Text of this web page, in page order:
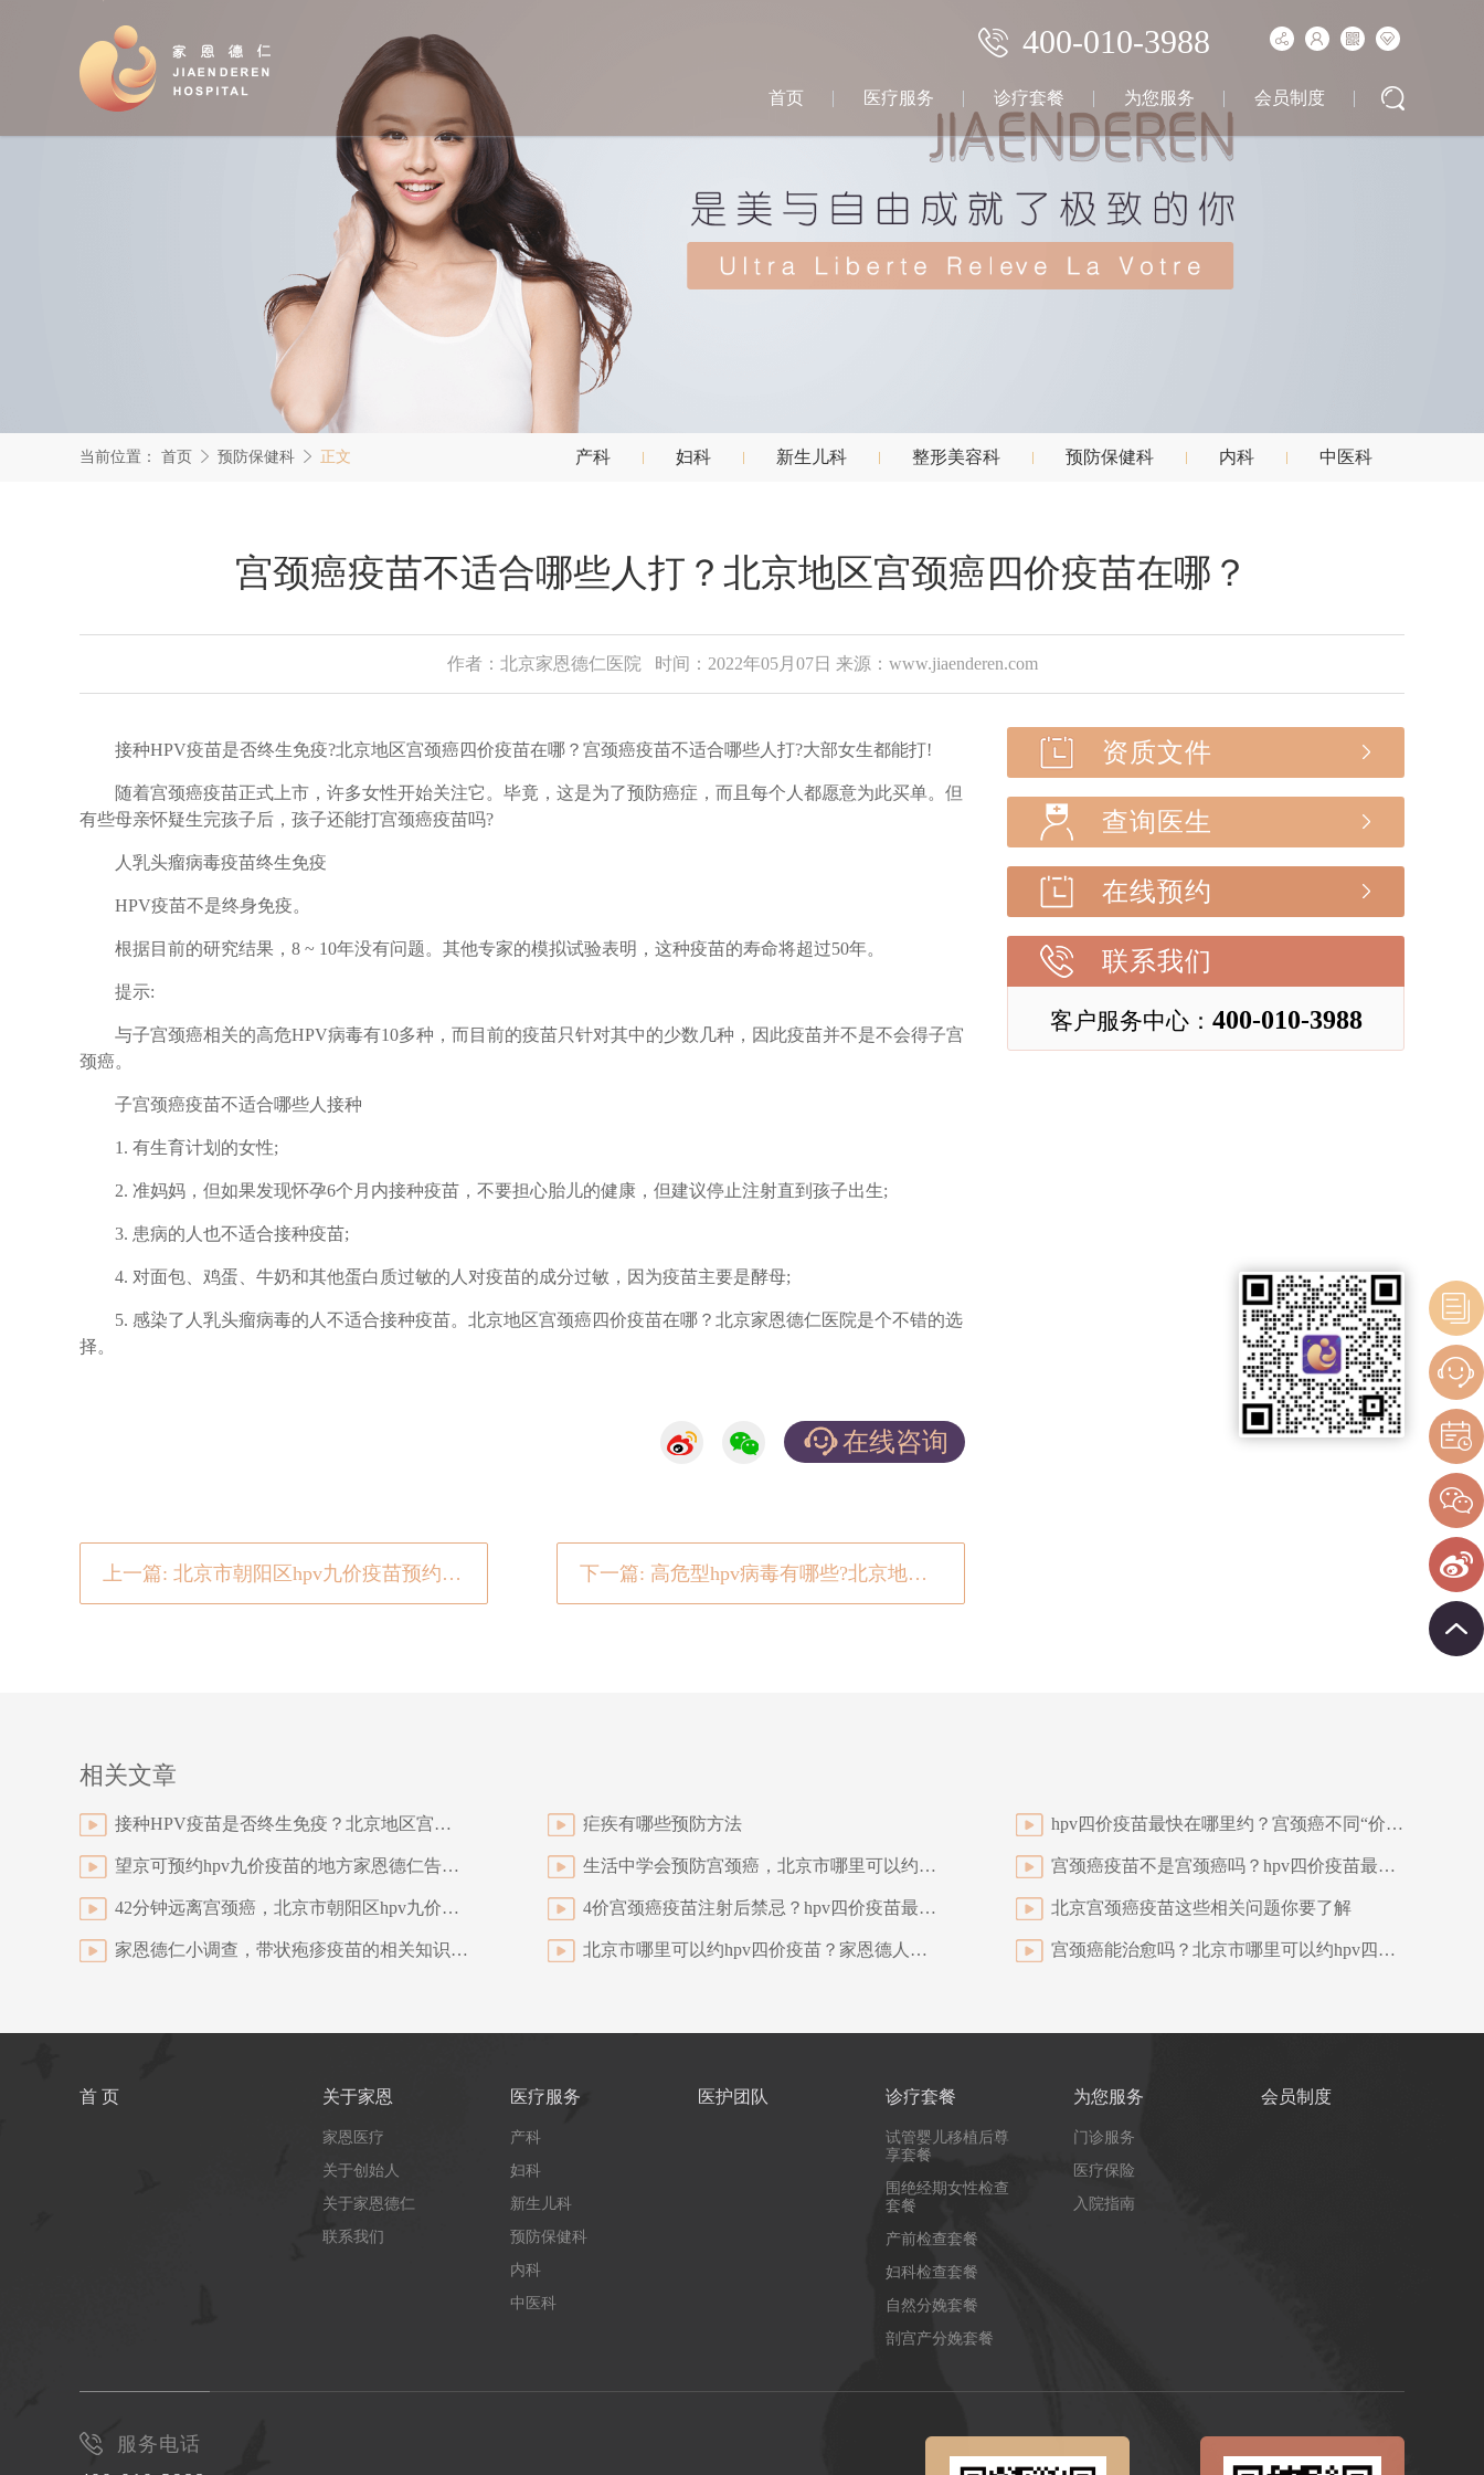
400-010-3988
首页 医疗服务 诊疗套餐 为您服务 会员制度
当前位置： 首页 预防保健科 正文 产科 妇科 新生儿科 整形美容科 预防保健科 内科 中医科
宫颈癌疫苗不适合哪些人打？北京地区宫颈癌四价疫苗在哪？
作者：北京家恩德仁医院 时间：2022年05月07日 来源：www.jiaenderen.com
接种HPV疫苗是否终生免疫?北京地区宫颈癌四价疫苗在哪？宫颈癌疫苗不适合哪些人打?大部女生都能打!
随着宫颈癌疫苗正式上市，许多女性开始关注它。毕竟，这是为了预防癌症，而且每个人都愿意为此买单。但
有些母亲怀疑生完孩子后，孩子还能打宫颈癌疫苗吗?
人乳头瘤病毒疫苗终生免疫
HPV疫苗不是终身免疫。
根据目前的研究结果，8 ~ 10年没有问题。其他专家的模拟试验表明，这种疫苗的寿命将超过50年。
提示:
与子宫颈癌相关的高危HPV病毒有10多种，而目前的疫苗只针对其中的少数几种，因此疫苗并不是不会得子宫
颈癌。
子宫颈癌疫苗不适合哪些人接种
1. 有生育计划的女性;
2. 准妈妈，但如果发现怀孕6个月内接种疫苗，不要担心胎儿的健康，但建议停止注射直到孩子出生;
3. 患病的人也不适合接种疫苗;
4. 对面包、鸡蛋、牛奶和其他蛋白质过敏的人对疫苗的成分过敏，因为疫苗主要是酵母;
5. 感染了人乳头瘤病毒的人不适合接种疫苗。北京地区宫颈癌四价疫苗在哪？北京家恩德仁医院是个不错的选
择。
在线咨询
上一篇: 北京市朝阳区hpv九价疫苗预约：hpv疫苗去哪里打? 下一篇: 高危型hpv病毒有哪些?北京地区宫颈癌四价疫苗怎么约？
资质文件
查询医生
在线预约
联系我们
客户服务中心： 400-010-3988
相关文章
接种HPV疫苗是否终生免疫？北京地区宫颈癌四价疫苗好约吗？ 疟疾有哪些预防方法 hpv四价疫苗最快在哪里约？宫颈癌不同“价”之间，有什么差别？
望京可预约hpv九价疫苗的地方家恩德仁告诉你疫苗能管用多少年 生活中学会预防宫颈癌，北京市哪里可以约hpv四价疫苗 宫颈癌疫苗不是宫颈癌吗？hpv四价疫苗最快在哪里约？
42分钟远离宫颈癌，北京市朝阳区hpv九价疫苗预约该怎么进行？ 4价宫颈癌疫苗注射后禁忌？hpv四价疫苗最快在哪里约？ 北京宫颈癌疫苗这些相关问题你要了解
家恩德仁小调查，带状疱疹疫苗的相关知识你了解多少？ 北京市哪里可以约hpv四价疫苗？家恩德人提醒，打疫苗要趁早 宫颈癌能治愈吗？北京市哪里可以约hpv四价疫苗？
首 页 关于家恩
家恩医疗
关于创始人
关于家恩德仁
联系我们
医疗服务
产科
妇科
新生儿科
预防保健科
内科
中医科
医护团队 诊疗套餐
试管婴儿移植后尊
享套餐
围绝经期女性检查
套餐
产前检查套餐
妇科检查套餐
自然分娩套餐
剖宫产分娩套餐
为您服务
门诊服务
医疗保险
入院指南
会员制度
服务电话